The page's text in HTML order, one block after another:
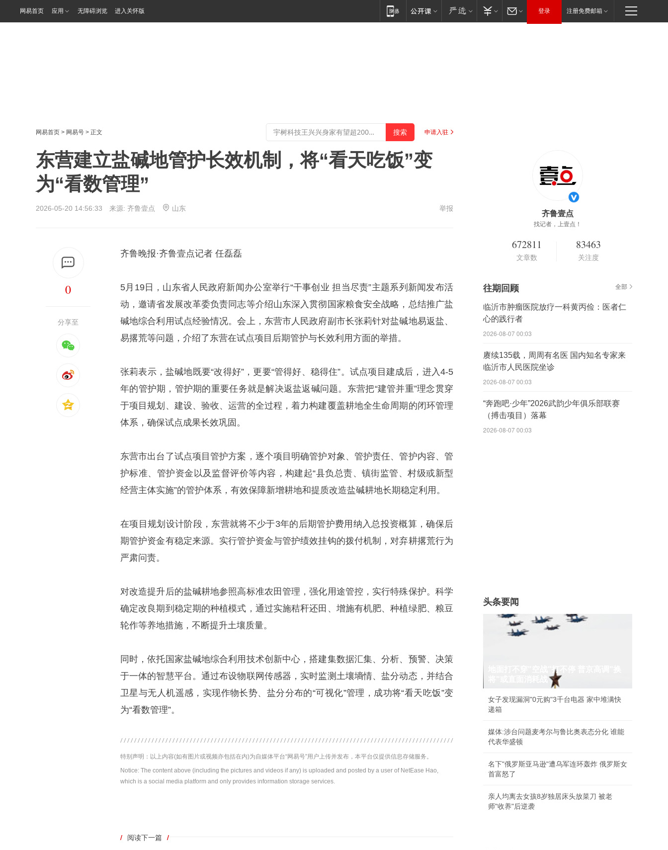
网易首页 应用 无障碍浏览 进入关怀版 登录 注册免费邮箱
网易首页 > 网易号 > 正文 申请入驻
东营建立盐碱地管护长效机制，将“看天吃饭”变
为“看数管理”
2026-05-20 14:56:33 来源: 齐鲁壹点 山东 举报
0
分享至
齐鲁晚报·齐鲁壹点记者 任磊磊
5月19日，山东省人民政府新闻办公室举行“干事创业 担当尽责”主题系列新闻发布活
动，邀请省发展改革委负责同志等介绍山东深入贯彻国家粮食安全战略，总结推广盐
碱地综合利用试点经验情况。会上，东营市人民政府副市长张莉针对盐碱地易返盐、
易撂荒等问题，介绍了东营在试点项目后期管护与长效利用方面的举措。
张莉表示，盐碱地既要“改得好”，更要“管得好、稳得住”。试点项目建成后，进入4-5
年的管护期，管护期的重要任务就是解决返盐返碱问题。东营把“建管并重”理念贯穿
于项目规划、建设、验收、运营的全过程，着力构建覆盖耕地全生命周期的闭环管理
体系，确保试点成果长效巩固。
东营市出台了试点项目管护方案，逐个项目明确管护对象、管护责任、管护内容、管
护标准、管护资金以及监督评价等内容，构建起“县负总责、镇街监管、村级或新型
经营主体实施”的管护体系，有效保障新增耕地和提质改造盐碱耕地长期稳定利用。
在项目规划设计阶段，东营就将不少于3年的后期管护费用纳入总投资概算，确保后
期管护资金有稳定来源。实行管护资金与管护绩效挂钩的拨付机制，对弃耕撂荒行为
严肃问责。
对改造提升后的盐碱耕地参照高标准农田管理，强化用途管控，实行特殊保护。科学
确定改良期到稳定期的种植模式，通过实施秸秆还田、增施有机肥、种植绿肥、粮豆
轮作等养地措施，不断提升土壤质量。
同时，依托国家盐碱地综合利用技术创新中心，搭建集数据汇集、分析、预警、决策
于一体的智慧平台。通过布设物联网传感器，实时监测土壤墒情、盐分动态，并结合
卫星与无人机遥感，实现作物长势、盐分分布的“可视化”管理，成功将“看天吃饭”变
为“看数管理”。
特别声明：以上内容(如有图片或视频亦包括在内)为自媒体平台“网易号”用户上传并发布，本平台仅提供信息存储服务。
Notice: The content above (including the pictures and videos if any) is uploaded and posted by a user of NetEase Hao,
which is a social media platform and only provides information storage services.
/ 阅读下一篇 /
齐鲁壹点
找记者，上壹点！
672811
文章数
83463
关注度
往期回顾 全部
临沂市肿瘤医院放疗一科黄丙俭：医者仁
心的践行者
2026-08-07 00:03
赓续135载，周周有名医 国内知名专家来
临沂市人民医院坐诊
2026-08-07 00:03
“奔跑吧·少年”2026武韵少年俱乐部联赛
（搏击项目）落幕
2026-08-07 00:03
头条要闻
地面打不穿"空战"打不停 普京高调"换
女子发现漏洞"0元购"3千台电器 家中堆满快
递箱
媒体:涉台问题麦考尔与鲁比奥表态分化 谁能
代表华盛顿
名下"俄罗斯亚马逊"遭乌军连环轰炸 俄罗斯女
首富怒了
亲人均离去女孩8岁独居床头放菜刀 被老
师"收养"后逆袭